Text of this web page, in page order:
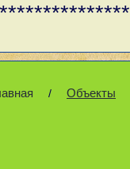
Объекты